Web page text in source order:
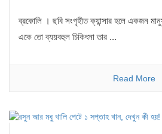
ব্রকোলি । ছবি সংগৃহীত ক্যান্সার হলে একজন
একে তো ব্যয়বহুল চিকিৎসা তার ...
Read More